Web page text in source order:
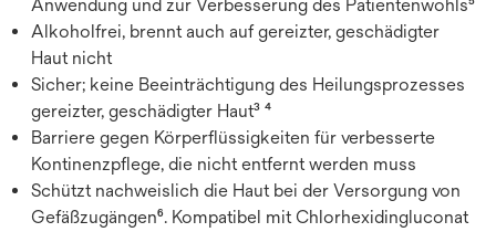
Anwendung und zur Verbesserung des Patientenwohls⁵
Alkoholfrei, brennt auch auf gereizter, geschädigter
Haut nicht
Sicher; keine Beeinträchtigung des Heilungsprozesses
gereizter, geschädigter Haut³ ⁴
Barriere gegen Körperflüssigkeiten für verbesserte
Kontinenzpflege, die nicht entfernt werden muss
Schützt nachweislich die Haut bei der Versorgung von
Gefäßzugängen⁶. Kompatibel mit Chlorhexidingluconat